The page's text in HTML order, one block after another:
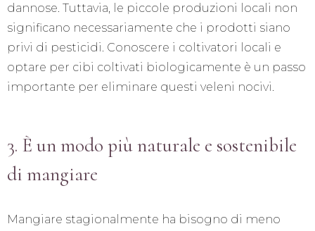
dannose. Tuttavia, le piccole produzioni locali non
significano necessariamente che i prodotti siano
privi di pesticidi. Conoscere i coltivatori locali e
optare per cibi coltivati biologicamente è un passo
importante per eliminare questi veleni nocivi.
3. È un modo più naturale e sostenibile
di mangiare
Mangiare stagionalmente ha bisogno di meno